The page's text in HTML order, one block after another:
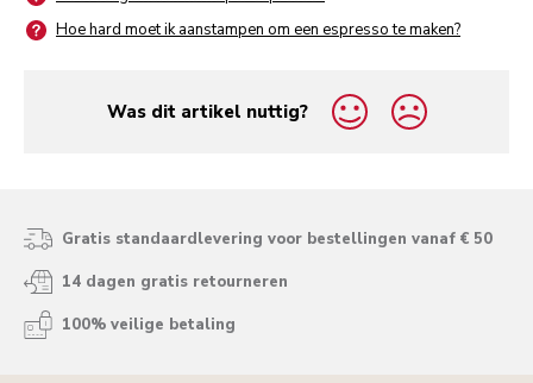
Hoe hard moet ik aanstampen om een espresso te maken?
Was dit artikel nuttig?
yes
no
Gratis standaardlevering voor bestellingen vanaf € 50
14 dagen gratis retourneren
100% veilige betaling